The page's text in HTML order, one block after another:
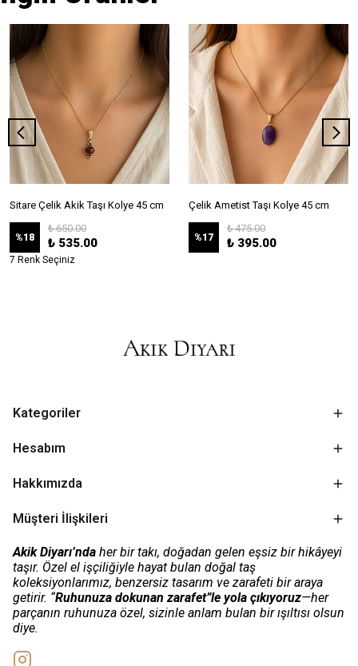
Sitare Çelik Akik Taşı Kolye 45 cm
%18
₺ 650.00
₺ 535.00
7 Renk Seçiniz
Çelik Ametist Taşı Kolye 45 cm
%17
₺ 475.00
₺ 395.00
Kategoriler
Hesabım
Hakkımızda
Müşteri İlişkileri
Akik Diyarı’nda her bir takı, doğadan gelen eşsiz bir hikâyeyi
taşır. Özel el işçiliğiyle hayat bulan doğal taş
koleksiyonlarımız, benzersiz tasarım ve zarafeti bir araya
getirir. “Ruhunuza dokunan zarafet”le yola çıkıyoruz—her
parçanın ruhunuza özel, sizinle anlam bulan bir ışıltısı olsun
diye.